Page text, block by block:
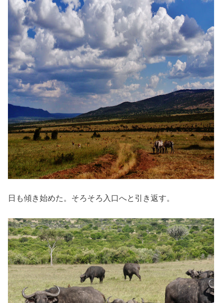
日も傾き始めた。そろそろ入口へと引き返す。